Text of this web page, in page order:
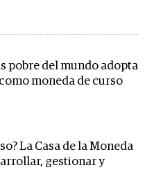
pobre del mundo adopta
moneda de curso
La Casa de la Moneda
gestionar y